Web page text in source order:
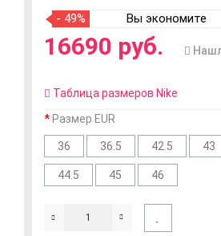
- 49% Вы экономите
16690 руб.
Таблица размеров Nike
Размер EUR
36 36.5 42.5 43
44.5 45 46